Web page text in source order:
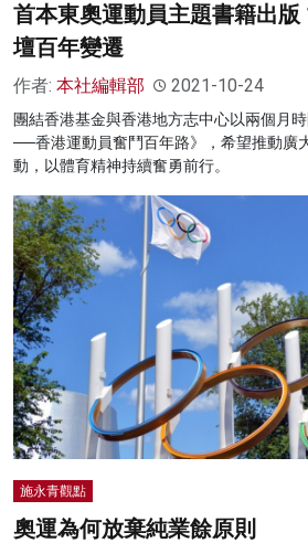
首本東奧運動員主題書籍出
壇百年變遷
作者: 本社編輯部 2021-10-24
團結香港基金與香港地方志中心以兩個月
──香港運動員奮鬥百年路》，希望推動廣
動，以體育精神持續奮勇前行。
施永青觀點
奧運為何放棄純業餘原則